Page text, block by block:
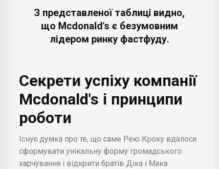
З представленої таблиці видно,
що Mcdonald's є безумовним
лідером ринку фастфуду.
Секрети успіху компанії
Mcdonald's і принципи
роботи
Існує думка про те, що саме Рею Кроку вдалося
сформувати унікальну форму громадського
харчування і відкрити братів Діка і Мака